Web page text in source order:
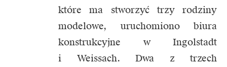
które ma stworzyć trzy rodziny
modelowe, uruchomiono biura
konstrukcyjne w Ingolstadt
i Weissach. Dwa z trzech